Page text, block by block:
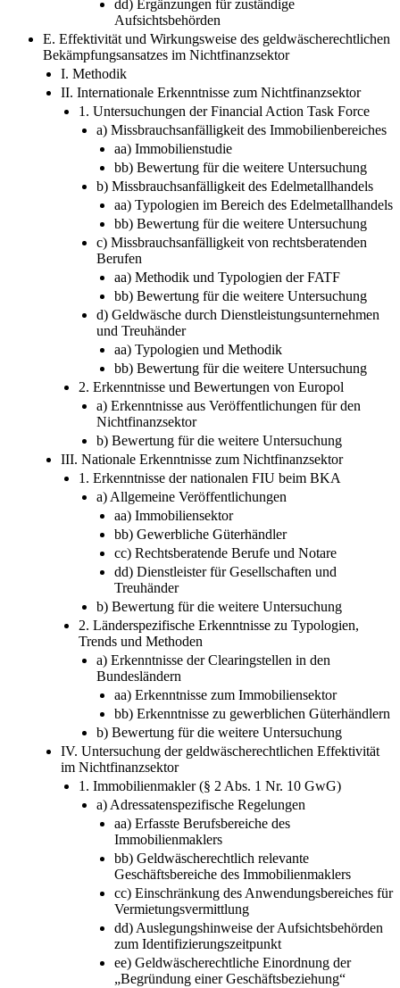
dd) Ergänzungen für zuständige
Aufsichtsbehörden
E. Effektivität und Wirkungsweise des geldwäscherechtlichen
Bekämpfungsansatzes im Nichtfinanzsektor
I. Methodik
II. Internationale Erkenntnisse zum Nichtfinanzsektor
1. Untersuchungen der Financial Action Task Force
a) Missbrauchsanfälligkeit des Immobilienbereiches
aa) Immobilienstudie
bb) Bewertung für die weitere Untersuchung
b) Missbrauchsanfälligkeit des Edelmetallhandels
aa) Typologien im Bereich des Edelmetallhandels
bb) Bewertung für die weitere Untersuchung
c) Missbrauchsanfälligkeit von rechtsberatenden
Berufen
aa) Methodik und Typologien der FATF
bb) Bewertung für die weitere Untersuchung
d) Geldwäsche durch Dienstleistungsunternehmen
und Treuhänder
aa) Typologien und Methodik
bb) Bewertung für die weitere Untersuchung
2. Erkenntnisse und Bewertungen von Europol
a) Erkenntnisse aus Veröffentlichungen für den
Nichtfinanzsektor
b) Bewertung für die weitere Untersuchung
III. Nationale Erkenntnisse zum Nichtfinanzsektor
1. Erkenntnisse der nationalen FIU beim BKA
a) Allgemeine Veröffentlichungen
aa) Immobiliensektor
bb) Gewerbliche Güterhändler
cc) Rechtsberatende Berufe und Notare
dd) Dienstleister für Gesellschaften und
Treuhänder
b) Bewertung für die weitere Untersuchung
2. Länderspezifische Erkenntnisse zu Typologien,
Trends und Methoden
a) Erkenntnisse der Clearingstellen in den
Bundesländern
aa) Erkenntnisse zum Immobiliensektor
bb) Erkenntnisse zu gewerblichen Güterhändlern
b) Bewertung für die weitere Untersuchung
IV. Untersuchung der geldwäscherechtlichen Effektivität
im Nichtfinanzsektor
1. Immobilienmakler (§ 2 Abs. 1 Nr. 10 GwG)
a) Adressatenspezifische Regelungen
aa) Erfasste Berufsbereiche des
Immobilienmaklers
bb) Geldwäscherechtlich relevante
Geschäftsbereiche des Immobilienmaklers
cc) Einschränkung des Anwendungsbereiches für
Vermietungsvermittlung
dd) Auslegungshinweise der Aufsichtsbehörden
zum Identifizierungszeitpunkt
ee) Geldwäscherechtliche Einordnung der
„Begründung einer Geschäftsbeziehung“